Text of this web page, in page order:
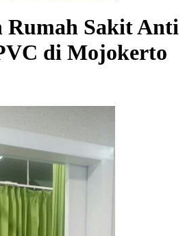
Rumah Sakit Anti
di Mojokerto